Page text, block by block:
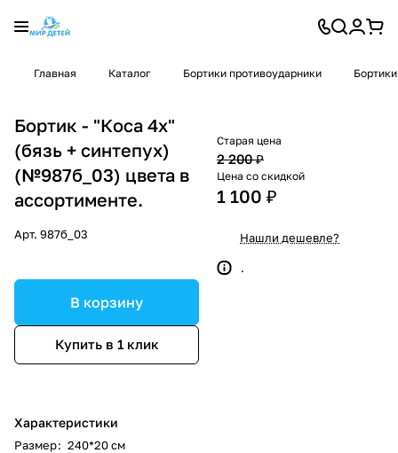
Главная Каталог Бортики противоударники
Бортик - "Коса 4х"
(бязь + синтепух)
(№987б_03) цвета в
ассортименте.
Арт. 987б_03
В корзину
Купить в 1 клик
Характеристики
Размер: 240*20 см
Старая цена
2 200 ₽
Цена со скидкой
1 100 ₽
Нашли дешевле?
.